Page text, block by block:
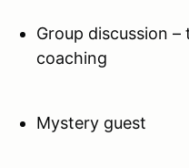
Group discussion
coaching
Mystery guest